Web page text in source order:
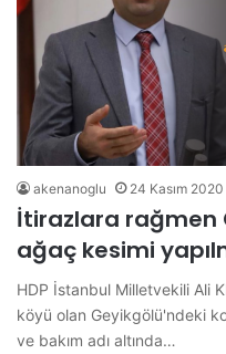
akenanoglu 24 Kasım 2020
İtirazlara rağmen
ağaç kesimi
HDP İstanbul Milletvekili Ali
köyü olan Geyikgölü'ndeki
ve bakım adı altında…